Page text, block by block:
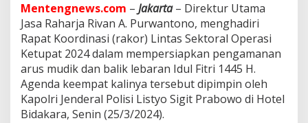
j
a
H
a
d
i
r
i
R
Mentengnews.com – Jakarta– Direktur Utama
Jasa Raharja Rivan A. Purwantono, menghadiri
Rapat Koordinasi (rakor) Lintas Sektoral Operasi
Ketupat 2024 dalam mempersiapkan pengamanan
arus mudik dan balik lebaran Idul Fitri 1445 H.
Agenda keempat kalinya tersebut dipimpin oleh
Kapolri Jenderal Polisi Listyo Sigit Prabowo di Hotel
Bidakara, Senin (25/3/2024).